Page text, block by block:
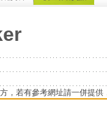
，若有參考網址請一併提供